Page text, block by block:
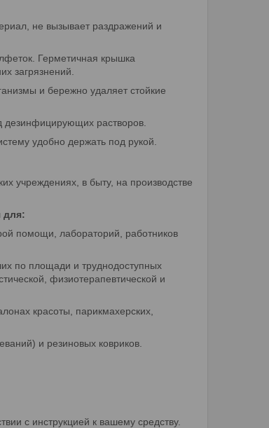
не вызывает раздражений и
Герметичная крышка
загрязнений.
и бережно удаляет стойкие
дезинфицирующих растворов.
удобно держать под рукой.
учреждениях, в быту, на производстве
для:
помощи, лабораторий, работников
по площади и труднодоступных
физиотерапевтической и
красоты, парикмахерских,
и резиновых ковриков.
с инструкцией к вашему средству.